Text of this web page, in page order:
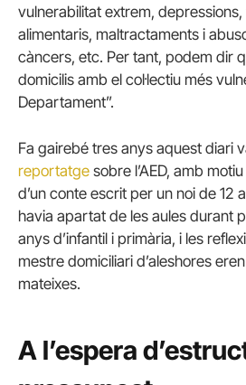
vulnerabilitat extrem,
alimentaris, maltractaments i
càncers, etc. Per tant, podem dir
domicilis amb el col·lectiu més
Departament”.
Fa gairebé tres anys aquest diari
reportatge sobre l’AED, amb
d’un conte escrit per un noi de 12
havia apartat de les aules durant
anys d’infantil i primària, i les
mestre domiciliari d’aleshores
mateixes.
A l’espera